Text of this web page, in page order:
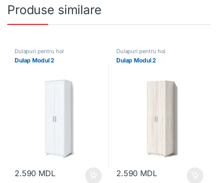
Produse similare
Dulapuri pentru hol
Dulap Modul 2
2.590 MDL
Dulapuri pentru hol
Dulap Modul 2
2.590 MDL